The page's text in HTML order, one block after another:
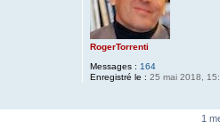
RogerTorrenti
Messages : 164
Enregistré le : 25 mai 2018,
1